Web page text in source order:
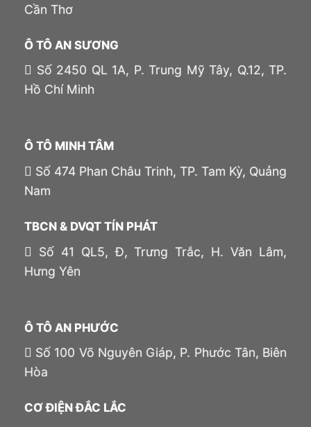
Cần Thơ
Ô TÔ AN SƯƠNG
Số 2450 QL 1A, P. Trung Mỹ Tây, Q.12, TP.
Hồ Chí Minh
Ô TÔ MINH TÂM
Số 474 Phan Châu Trinh, TP. Tam Kỳ, Quảng
Nam
TBCN & DVQT TÍN PHÁT
Số 41 QL5, Đ, Trưng Trắc, H. Văn Lâm,
Hưng Yên
Ô TÔ AN PHƯỚC
Số 100 Võ Nguyên Giáp, P. Phước Tân, Biên
Hòa
CƠ ĐIỆN ĐẮC LẮC